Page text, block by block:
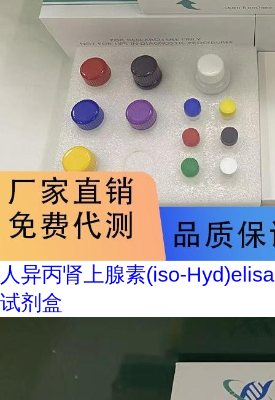
人异丙肾上腺素(iso-Hyd)elisa
试剂盒